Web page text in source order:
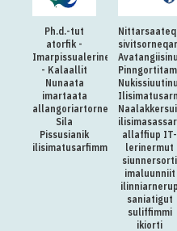
Ph.d.-tut
atorfik -
Imarpissualerineq
- Kalaallit
Nunaata
imartaata
allangoriartornera,
Sila
Pissusianik
ilisimatusarfimmut
allaffiup IT-
lerinermut
siunnersorti
imaluunniit
ilinniarnerup
saniatigut
suliffimmi
ikiorti